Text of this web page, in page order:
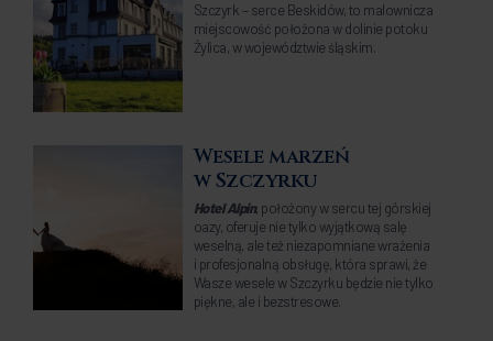
Szczyrk – serce Beskidów, to malownicza
miejscowość położona w dolinie potoku
Żylica, w województwie śląskim.
Wesele marzeń
w Szczyrku
Hotel Alpin, położony w sercu tej górskiej
oazy, oferuje nie tylko wyjątkową salę
weselną, ale też niezapomniane wrażenia
i profesjonalną obsługę, która sprawi, że
Wasze wesele w Szczyrku będzie nie tylko
piękne, ale i bezstresowe.